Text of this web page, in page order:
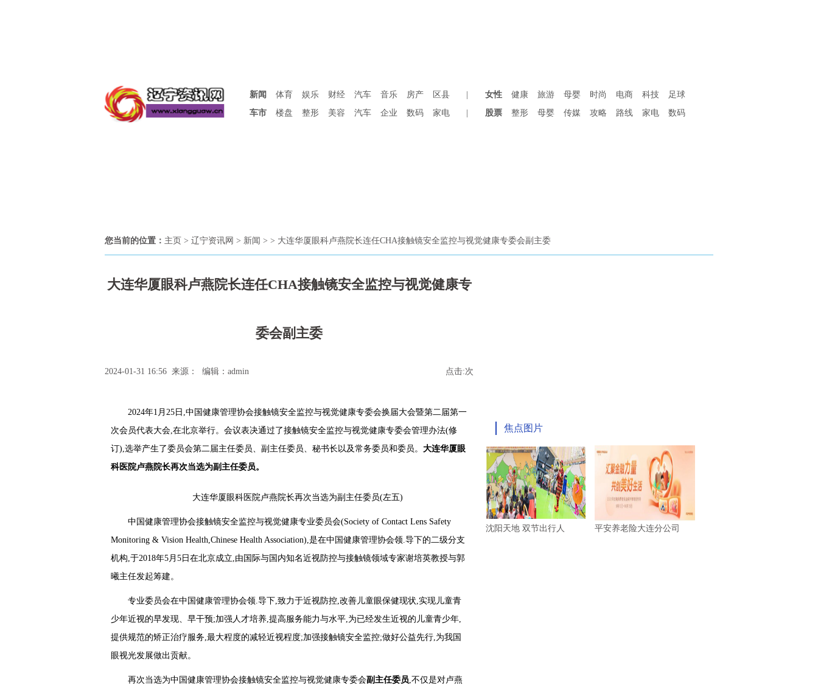
新闻 体育 娱乐 财经 汽车 音乐 房产 区县 女性 健康 旅游 母婴 时尚 电商 科技
足球
车市
楼盘 整形 美容 汽车 企业 数码 家电 股票 整形 母婴 传媒 攻略 路线 家电 数码
您当前的位置： 主页 > 辽宁资讯网 > 新闻 > > 大连华厦眼科卢燕院长连任CHA接触镜安全监控与视觉健康专委会副主委
大连华厦眼科卢燕院长连任CHA接触镜安全监控与视觉健康专
委会副主委
2024-01-31 16:56 来源： 编辑：admin 点击:次
2024年1月25日,中国健康管理协会接触镜安全监控与视觉健康专委会换届大会暨第二届第一
次会员代表大会,在北京举行。会议表决通过了接触镜安全监控与视觉健康专委会管理办法(修
订),选举产生了委员会第二届主任委员、副主任委员、秘书长以及常务委员和委员。 大连华厦眼
科医院卢燕院长再次当选为副主任委员。
大连华厦眼科医院卢燕院长再次当选为副主任委员(左五)
中国健康管理协会接触镜安全监控与视觉健康专业委员会(Society of Contact Lens Safety
Monitoring & Vision Health,Chinese Health Association),是在中国健康管理协会领.导下的二级分支
机构,于2018年5月5日在北京成立,由国际与国内知名近视防控与接触镜领域专家谢培英教授与郭
曦主任发起筹建。
专业委员会在中国健康管理协会领.导下,致力于近视防控,改善儿童眼保健现状,实现儿童青
少年近视的早发现、早干预;加强人才培养,提高服务能力与水平,为已经发生近视的儿童青少年,
提供规范的矫正治疗服务,最大程度的减轻近视程度;加强接触镜安全监控;做好公益先行,为我国
眼视光发展做出贡献。
再次当选为中国健康管理协会接触镜安全监控与视觉健康专委会副主任委员,不仅是对卢燕
焦点图片
沈阳天地 双节出行人 平安养老险大连分公司